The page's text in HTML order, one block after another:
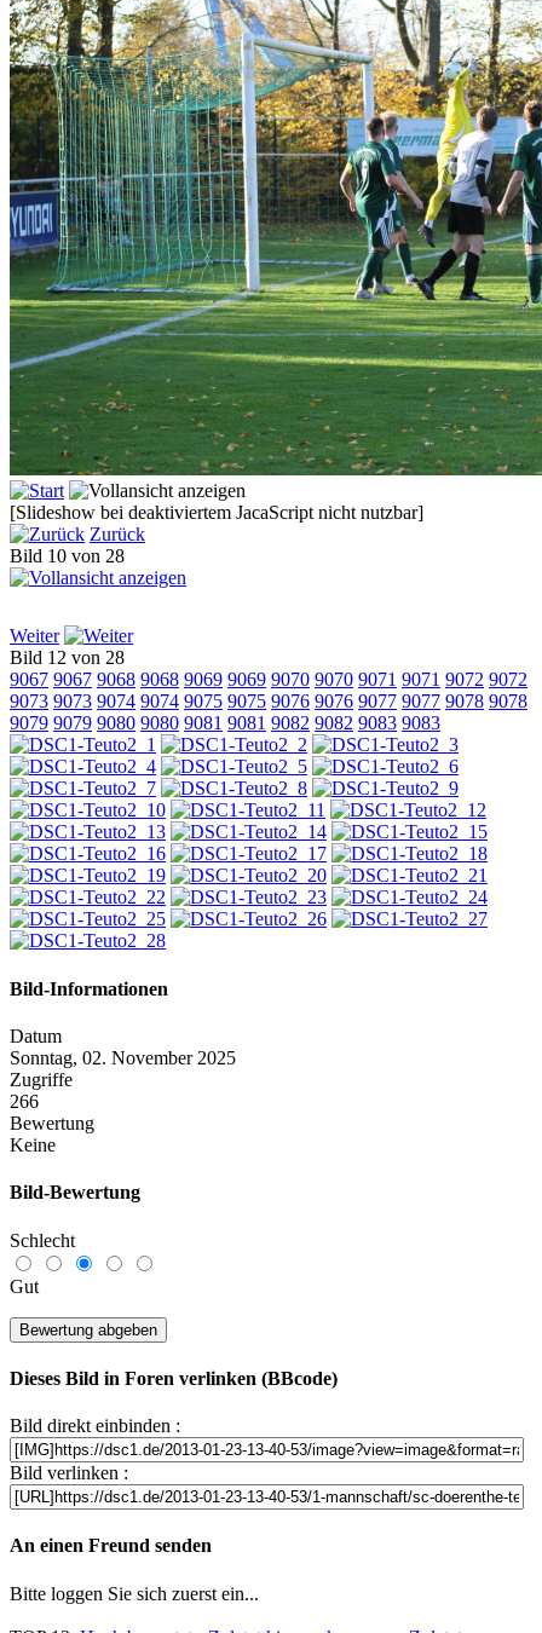
[Slideshow bei deaktiviertem JacaScript nicht nutzbar]
Zurück
Bild 10 von 28
Weiter
Bild 12 von 28
9067 9067 9068 9068 9069 9069 9070 9070 9071 9071 9072 9072
9073 9073 9074 9074 9075 9075 9076 9076 9077 9077 9078 9078
9079 9079 9080 9080 9081 9081 9082 9082 9083 9083
Bild-Informationen
Datum
Sonntag, 02. November 2025
Zugriffe
266
Bewertung
Keine
Bild-Bewertung
Schlecht
Gut
Dieses Bild in Foren verlinken (BBcode)
Bild direkt einbinden :
Bild verlinken :
An einen Freund senden
Bitte loggen Sie sich zuerst ein...